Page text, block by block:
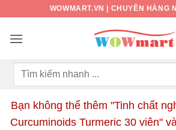
nội
WOWMART.VN | CHUYÊN HÀNG
Tìm
Bạn không thể thêm "Tinh chất
Curcuminoids Turmeric 30 viên"